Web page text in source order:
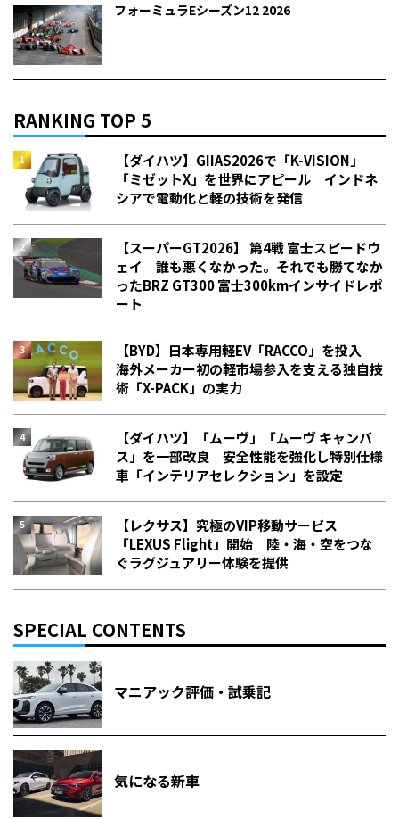
フォーミュラEシーズン12 2026
RANKING TOP 5
【ダイハツ】GIIAS2026で「K-VISION」
「ミゼットX」を世界にアピール インドネ
シアで電動化と軽の技術を発信
【スーパーGT2026】 第4戦 富士スピードウ
ェイ 誰も悪くなかった。それでも勝てなか
った――BRZ GT300 富士300kmインサイドレポ
ート
【BYD】日本専用軽EV「RACCO」を投入
海外メーカー初の軽市場参入を支える独自技
術「X-PACK」の実力
【ダイハツ】「ムーヴ」「ムーヴ キャンバ
ス」を一部改良 安全性能を強化し特別仕様
車「インテリアセレクション」を設定
【レクサス】究極のVIP移動サービス
「LEXUS Flight」開始 陸・海・空をつな
ぐラグジュアリー体験を提供
SPECIAL CONTENTS
マニアック評価・試乗記
気になる新車